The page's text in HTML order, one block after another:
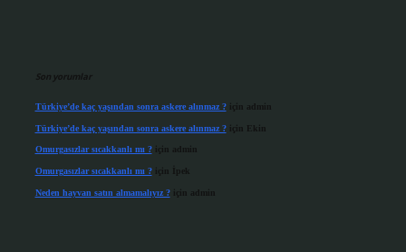
Son yorumlar
Türkiye’de kaç yaşından sonra askere alınmaz ?için admin
Türkiye’de kaç yaşından sonra askere alınmaz ?için Ekin
Omurgasızlar sıcakkanlı mı ?için admin
Omurgasızlar sıcakkanlı mı ?için İpek
Neden hayvan satın almamalıyız ?için admin